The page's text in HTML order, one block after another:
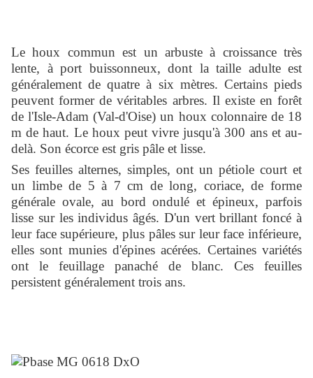
Le houx commun est un arbuste à croissance très
lente, à port buissonneux, dont la taille adulte est
généralement de quatre à six mètres. Certains pieds
peuvent former de véritables arbres. Il existe en forêt
de l'Isle-Adam (Val-d'Oise) un houx colonnaire de 18
m de haut. Le houx peut vivre jusqu'à 300 ans et au-
delà. Son écorce est gris pâle et lisse.
Ses feuilles alternes, simples, ont un pétiole court et
un limbe de 5 à 7 cm de long, coriace, de forme
générale ovale, au bord ondulé et épineux, parfois
lisse sur les individus âgés. D'un vert brillant foncé à
leur face supérieure, plus pâles sur leur face inférieure,
elles sont munies d'épines acérées. Certaines variétés
ont le feuillage panaché de blanc. Ces feuilles
persistent généralement trois ans.